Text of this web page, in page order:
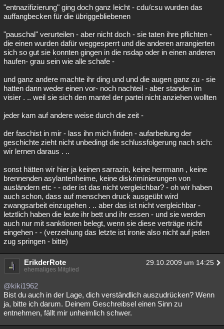
"entnazifizierung" ging doch ganz leicht - cdu/csu wurden das
auffangbecken für die übriggebliebenen
"pauschal" verurteilen - aber nicht doch - sie taten ihre pflichten -
die einen wurden dafür weggesperrt und die anderen arrangierten
sich so gut sie konnten gingen in die nsdap oder in einen anderen
haufen- grau sein wie alle schafe -
und ganz andere machte ihr ding und und die augen ganz zu - sie
hatten dann weder einen vor- noch nachteil - aber standen im
visier . .. weil sie sich den mantel der partei nicht anziehen wollten
jeder kam auf andere weise durch die zeit -
der faschist in mir - lass ihn mich finden - aufarbeitung der
geschichte zieht nicht unbedingt die schlussfolgerung nach sich:
wir lernen daraus . ..
sonst hätten wir hier ja keinen sarrazin, keine herrmann , keine
brennenden asylantenheime, keine diskriminierungen von
ausländern etc - - oder ist das nicht vergleichbar? - oh wir haben
auch schon, dass auf menschen druck ausgeübt wird
zwangsarbeit einzugehen . .. aber das ist nicht vergleichbar -
letztlich haben die leute ihr bett und ihr essen - und sie werden
auch nur mit sanktionen belegt, wenn sie diese verträge nicht
eingehen - - (verzeihung das letzte ist ironie also nicht auf jeden
zug springen - bitte)
ErikderRote 29.10.2009 um 14:25
ehemaliges Mitglied
@kiki1962
Bist du auch in der Lage, dich verständlich auszudrücken? Wenn
ja, bitte ich darum. Deinem Geschreibsel einen Sinn zu
entnehmen, fällt mir unheimlich schwer.